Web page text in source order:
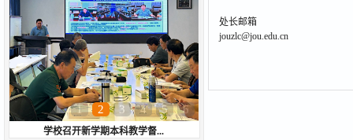
1 2 3 4 5 6
学校召开新学期本科教学督...
处长邮箱
jouzlc@jou.edu.cn